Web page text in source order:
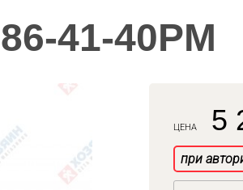
41-40PM
ЦЕНА 5
при